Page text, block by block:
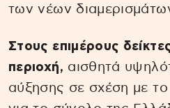
των νέων
Στους επιμέρους
περιοχή, αισθητά
αύξησης σε σχέση με